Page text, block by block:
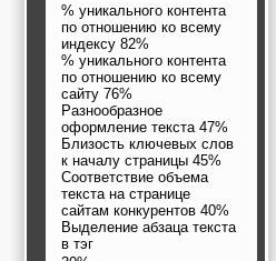
% уникального контента
по отношению ко всему
индексу 82%
% уникального контента
по отношению ко всему
сайту 76%
Разнообразное
оформление текста 47%
Близость ключевых слов
к началу страницы 45%
Соответствие объема
текста на странице
сайтам конкурентов 40%
Выделение абзаца текста
в тэг